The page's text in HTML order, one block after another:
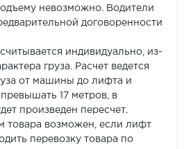
невозможно. Водители
договоренности
индивидуально, из-
груза. Расчет ведется
от машины до лифта и
17 метров, в
произведен пересчет.
товара возможен, если лифт
перевозку товара по